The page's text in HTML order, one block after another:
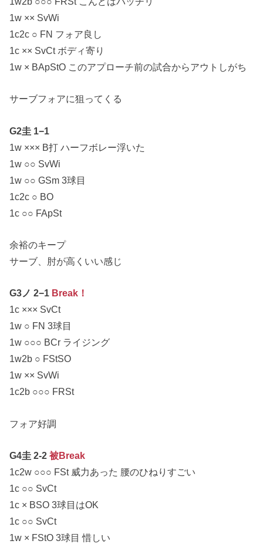
1w ×× SvWi
1c2c ○ FN フォア良し
1c ×× SvCt ボディ寄り
1w × BApStO このアプローチ前の試合からアウトしがち
サーブフォアに狙ってくる
G2圭 1−1
1w ××× B打 ハーフボレー浮いた
1w ○○ SvWi
1w ○○ GSm 3球目
1c2c ○ BO
1c ○○ FApSt
余裕のキープ
サーブ、肘が高くいい感じ
G3ノ 2−1 Break！
1c ××× SvCt
1w ○ FN 3球目
1w ○○○ BCr ライジング
1w2b ○ FStSO
1w ×× SvWi
1c2b ○○○ FRSt
フォア好調
G4圭 2-2 被Break
1c2w ○○○ FSt 威力あった 腰のひねりすごい
1c ○○ SvCt
1c × BSO 3球目はOK
1c ○○ SvCt
1w × FStO 3球目 惜しい